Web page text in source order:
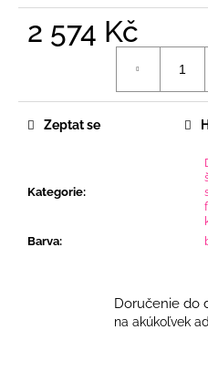
2 574 Kč
Kategorie:
Barva:
Zeptat se
Doručenie do
na akúkoľvek